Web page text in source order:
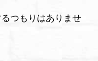
つもりはありませ